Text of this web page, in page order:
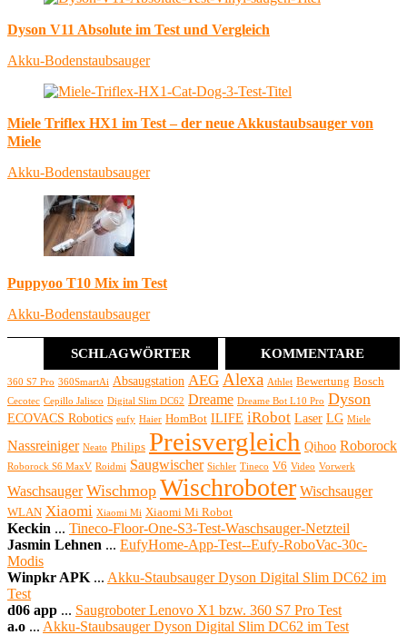
Dyson V11 Absolute im Test und Vergleich
Akku-Bodenstaubsauger
Miele Triflex HX1 im Test – der neue Akkustaubsauger von
Miele
Akku-Bodenstaubsauger
Puppyoo T10 Mix im Test
Akku-Bodenstaubsauger
SCHLAGWÖRTER KOMMENTARE
360 S7 Pro 360SmartAi Absaugstation AEG Alexa Athlet Bewertung Bosch
Cecotec Cepillo Jalisco Digital Slim DC62 Dreame Dreame Bot L10 Pro Dyson
ECOVACS Robotics eufy Haier HomBot ILIFE iRobot Laser LG Miele
Nassreiniger Neato Philips Preisvergleich Qihoo Roborock
Roborock S6 MaxV Roidmi Saugwischer Sichler Tineco V6 Video Vorwerk
Waschsauger Wischmop Wischroboter Wischsauger
WLAN Xiaomi Xiaomi Mi Xiaomi Mi Robot
Keckin ... Tineco-Floor-One-S3-Test-Waschsauger-Netzteil
Jasmin Lehnen ... EufyHome-App-Test--Eufy-RoboVac-30c-
Modis
Winpkr APK ... Akku-Staubsauger Dyson Digital Slim DC62 im
Test
d06 app ... Saugroboter Lenovo X1 bzw. 360 S7 Pro Test
a.o ... Akku-Staubsauger Dyson Digital Slim DC62 im Test